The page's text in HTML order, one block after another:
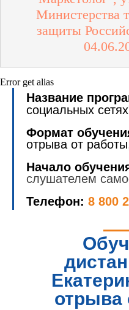
Министерства
защиты
Error get alias
Название
социальных
Формат
отрыва от
Начало
слушателем
Телефон: 8 800
отрыва